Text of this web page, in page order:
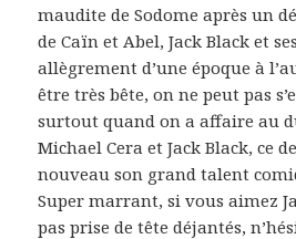
maudite de Sodome après un
de Caïn et Abel, Jack Black et
allègrement d’une époque à
être très bête, on ne peut pas
surtout quand on a affaire au
Michael Cera et Jack Black, ce
nouveau son grand talent
Super marrant, si vous aimez
pas prise de tête déjantés,